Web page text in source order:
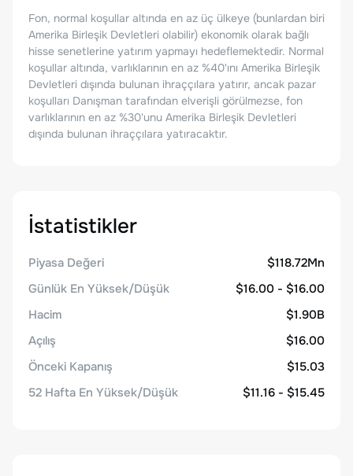
Fon, normal koşullar altında en az üç ülkeye (bunlardan biri
Amerika Birleşik Devletleri olabilir) ekonomik olarak bağlı
hisse senetlerine yatırım yapmayı hedeflemektedir. Normal
koşullar altında, varlıklarının en az %40'ını Amerika Birleşik
Devletleri dışında bulunan ihraççılara yatırır, ancak pazar
koşulları Danışman tarafından elverişli görülmezse, fon
varlıklarının en az %30'unu Amerika Birleşik Devletleri
dışında bulunan ihraççılara yatıracaktır.
İstatistikler
Piyasa Değeri
$118.72Mn
Günlük En Yüksek/Düşük
$16.00 - $16.00
Hacim
$1.90B
Açılış
$16.00
Önceki Kapanış
$15.03
52 Hafta En Yüksek/Düşük
$11.16 - $15.45